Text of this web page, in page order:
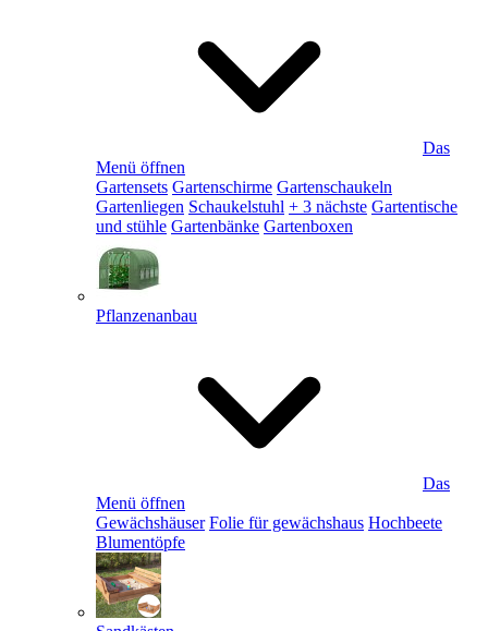
Das
Menü öffnen
Gartensets Gartenschirme Gartenschaukeln
Gartenliegen Schaukelstuhl + 3 nächste Gartentische
und stühle Gartenbänke Gartenboxen
Pflanzenanbau
Das
Menü öffnen
Gewächshäuser Folie für gewächshaus Hochbeete
Blumentöpfe